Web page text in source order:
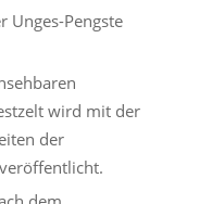
Unges-Pengste
wird mit der
der